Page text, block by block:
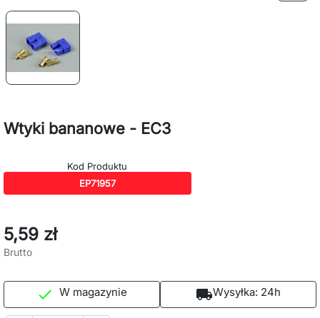
Wtyki bananowe - EC3
Kod Produktu
EP71957
5,59 zł
Brutto
 W magazynie local_shippingWysyłka: 24h